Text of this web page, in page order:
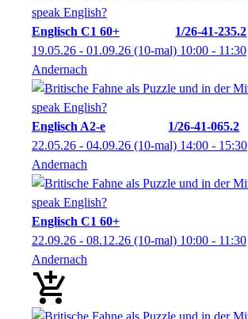
Englisch C1 60+
1/26-41-235.2
19.05.26 - 01.09.26 (10-mal) 10:00 - 11:30
Andernach
Englisch A2-e
1/26-41-065.2
22.05.26 - 04.09.26 (10-mal) 14:00 - 15:30
Andernach
Englisch C1 60+
22.09.26 - 08.12.26 (10-mal) 10:00 - 11:30
Andernach